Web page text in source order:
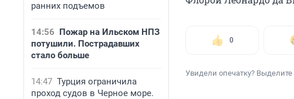
ранних подъемов
14:56 Пожар на Ильском НПЗ
потушили. Пострадавших
стало больше
14:47 Турция ограничила
проход судов в Черное море.
0
Увидели опечатку?